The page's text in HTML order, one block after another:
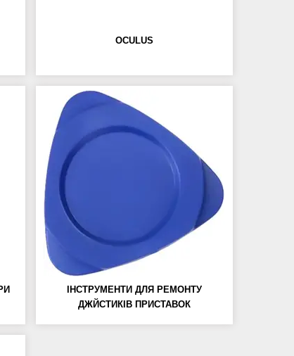
OCULUS
ІНСТРУМЕНТИ ДЛЯ РЕМОНТУ
ДЖЙСТИКІВ ПРИСТАВОК